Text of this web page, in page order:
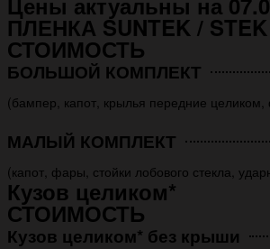
ПЛЕНКА SUNTEK /
СТОИМОСТЬ
БОЛЬШОЙ КОМПЛЕКТ
(бампер, капот, крылья передние
МАЛЫЙ КОМПЛЕКТ
(капот, фары, стойки лобового стекла,
Кузов целиком*
СТОИМОСТЬ
Кузов целиком* без крыши